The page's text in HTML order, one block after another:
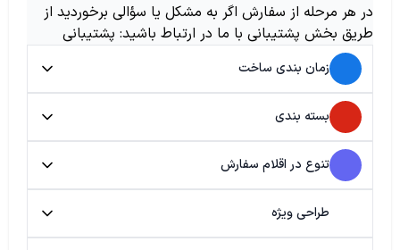
در هر مرحله از سفارش اگر به مشکل یا سؤالی برخوردید از
طریق بخش پشتیبانی با ما در ارتباط باشید: پشتیبانی
زمان بندی ساخت
بسته بندی
تنوع در اقلام سفارش
طراحی ویژه